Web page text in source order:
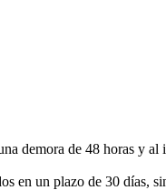
demora de 48 horas y al
en un plazo de 30 días,